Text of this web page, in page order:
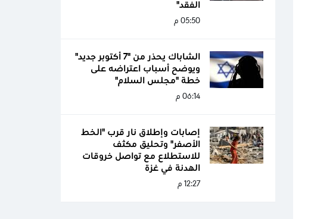
الفقد"
05:50 م
الشاباك يحذر من "7 أكتوبر جديد"
ويوضح أسباب اعتراضه على
خطة "مجلس السلام"
06:14 م
إصابات وإطلاق نار قرب "الخط
الأصفر" وتحليق مكثف
للاستطلاع مع تواصل خروقات
الهدنة في غزة
12:27 م